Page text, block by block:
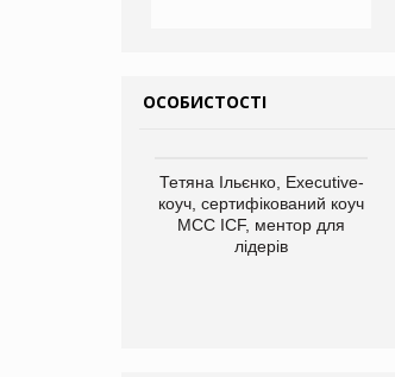
ОСОБИСТОСТІ
Тетяна Ільєнко, Executive-
коуч, сертифікований коуч
МСС ICF, ментор для
лідерів